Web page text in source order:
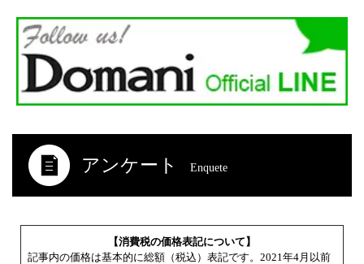
アンケート Enquete
【消費税の価格表記について】
記事内の価格は基本的に総額（税込）表記です。2021年4月以前